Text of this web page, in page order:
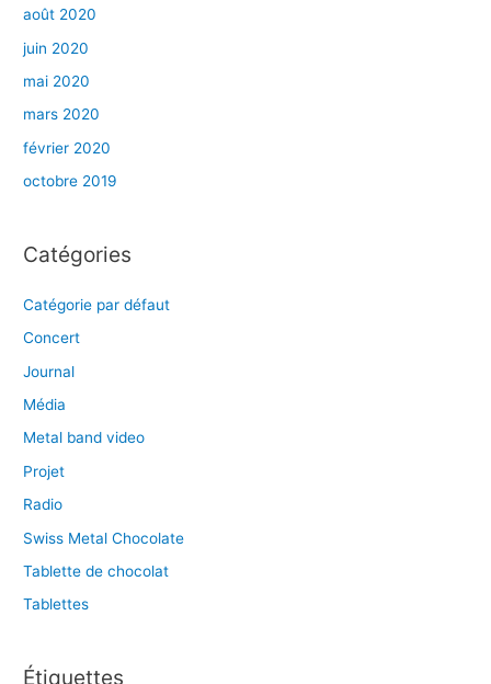
août 2020
juin 2020
mai 2020
mars 2020
février 2020
octobre 2019
Catégories
Catégorie par défaut
Concert
Journal
Média
Metal band video
Projet
Radio
Swiss Metal Chocolate
Tablette de chocolat
Tablettes
Étiquettes